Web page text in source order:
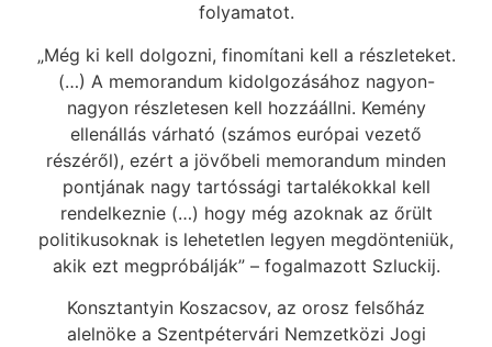
folyamatot.
„Még ki kell dolgozni, finomítani kell a részleteket.
(…) A memorandum kidolgozásához nagyon-
nagyon részletesen kell hozzáállni. Kemény
ellenállás várható (számos európai vezető
részéről), ezért a jövőbeli memorandum minden
pontjának nagy tartóssági tartalékokkal kell
rendelkeznie (…) hogy még azoknak az őrült
politikusoknak is lehetetlen legyen megdönteniük,
akik ezt megpróbálják” – fogalmazott Szluckij.
Konsztantyin Koszacsov, az orosz felsőház
alelnöke a Szentpétervári Nemzetközi Jogi